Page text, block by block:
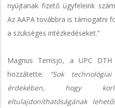
nyújtanak fizető ügyfeleink
Az AAPA továbbra is támogatni
a szükséges intézkedéseket.”
Magnus Ternsjö, a UPC
hozzátette: “Sok
érdekében, hogy
eltulajdoníthatóságának